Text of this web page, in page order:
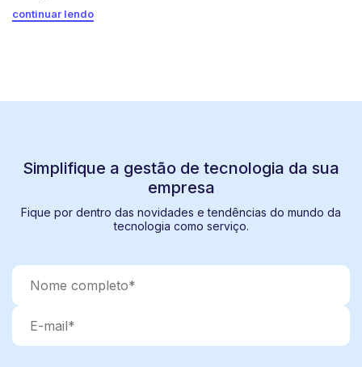
continuar lendo
Simplifique a gestão de tecnologia da sua
empresa
Fique por dentro das novidades e tendências do mundo da
tecnologia como serviço.